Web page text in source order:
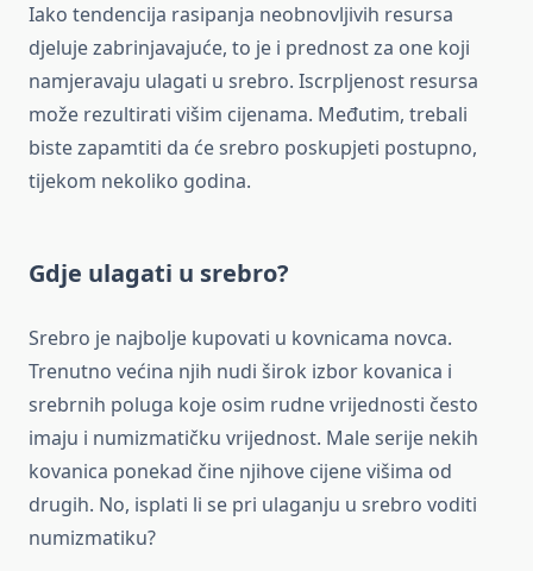
Iako tendencija rasipanja neobnovljivih resursa
djeluje zabrinjavajuće, to je i prednost za one koji
namjeravaju ulagati u srebro. Iscrpljenost resursa
može rezultirati višim cijenama. Međutim, trebali
biste zapamtiti da će srebro poskupjeti postupno,
tijekom nekoliko godina.
Gdje ulagati u srebro?
Srebro je najbolje kupovati u kovnicama novca.
Trenutno većina njih nudi širok izbor kovanica i
srebrnih poluga koje osim rudne vrijednosti često
imaju i numizmatičku vrijednost. Male serije nekih
kovanica ponekad čine njihove cijene višima od
drugih. No, isplati li se pri ulaganju u srebro voditi
numizmatiku?